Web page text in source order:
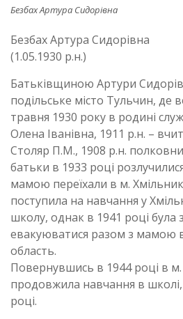
Безбах Артура Сидорівна
Безбах Артура Сидорівна
(1.05.1930 р.н.)
Батьківщиною Артури
подільське місто Тульчин, де
травня 1930 року в родині
Олена Іванівна, 1911 р.н. –
Столяр П.М., 1908 р.н.
батьки в 1933 році
мамою переїхали в м.
поступила на навчання у
школу, однак в 1941 році була
евакуюватися разом з мамою
область.
Повернувшись в 1944 році в м.
продовжила навчання в школі,
році.